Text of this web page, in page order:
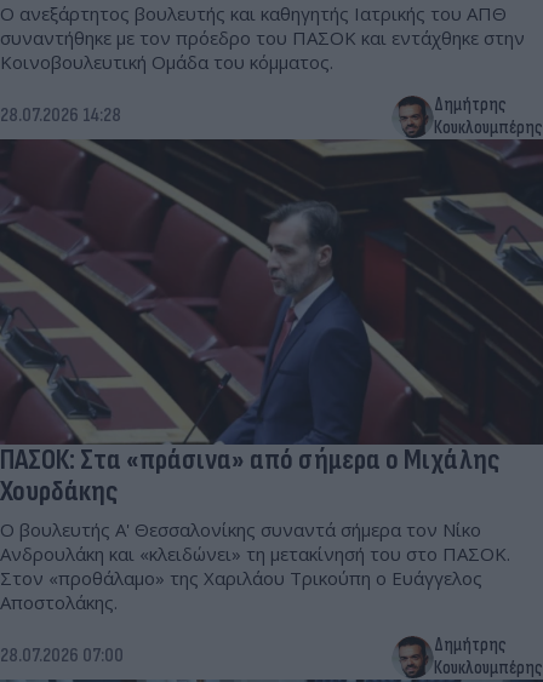
Ο ανεξάρτητος βουλευτής και καθηγητής Ιατρικής του ΑΠΘ
συναντήθηκε με τον πρόεδρο του ΠΑΣΟΚ και εντάχθηκε στην
Κοινοβουλευτική Ομάδα του κόμματος.
28.07.2026 14:28
Δημήτρης
Κουκλουμπέρης
ΠΑΣΟΚ: Στα «πράσινα» από σήμερα ο Μιχάλης
Χουρδάκης
Ο βουλευτής Α' Θεσσαλονίκης συναντά σήμερα τον Νίκο
Ανδρουλάκη και «κλειδώνει» τη μετακίνησή του στο ΠΑΣΟΚ.
Στον «προθάλαμο» της Χαριλάου Τρικούπη ο Ευάγγελος
Αποστολάκης.
28.07.2026 07:00
Δημήτρης
Κουκλουμπέρης